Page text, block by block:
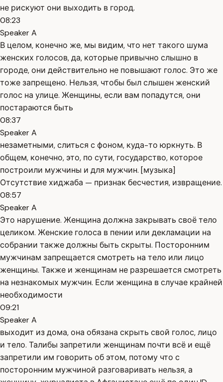
не рискуют они выходить в город.
08:23
Speaker A
В целом, конечно же, мы видим, что нет такого шума
женских голосов, да, которые привычно слышно в
городе, они действительно не повышают голос. Это же
тоже запрещено. Нельзя, чтобы был слышен женский
голос на улице. Женщины, если вам попадутся, они
постараются быть
08:37
Speaker A
незаметными, слиться с фоном, куда-то юркнуть. В
общем, конечно, это, по сути, государство, которое
построили мужчины и для мужчин. [музыка]
Отсутствие хиджаба — признак бесчестия, извращение.
08:57
Speaker A
Это нарушение. Женщина должна закрывать своё тело
целиком. Женские голоса в пении или декламации на
собрании также должны быть скрыты. Посторонним
мужчинам запрещается смотреть на тело или лицо
женщины. Также и женщинам не разрешается смотреть
на незнакомых мужчин. Если женщина в случае крайней
необходимости
09:21
Speaker A
выходит из дома, она обязана скрыть свой голос, лицо
и тело. Талибы запретили женщинам почти всё и ещё
запретили им говорить об этом, потому что с
посторонним мужчиной разговаривать нельзя, а